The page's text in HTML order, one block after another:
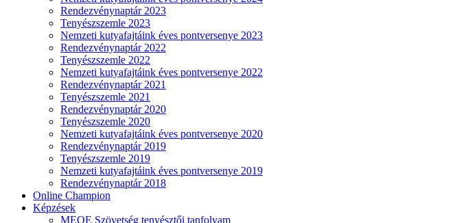
Rendezvénynaptár 2023
Tenyészszemle 2023
Nemzeti kutyafajtáink éves pontversenye 2023
Rendezvénynaptár 2022
Tenyészszemle 2022
Nemzeti kutyafajtáink éves pontversenye 2022
Rendezvénynaptár 2021
Tenyészszemle 2021
Rendezvénynaptár 2020
Tenyészszemle 2020
Nemzeti kutyafajtáink éves pontversenye 2020
Rendezvénynaptár 2019
Tenyészszemle 2019
Nemzeti kutyafajtáink éves pontversenye 2019
Rendezvénynaptár 2018
Online Champion
Képzések
MEOE Szövetség tenyésztői tanfolyam